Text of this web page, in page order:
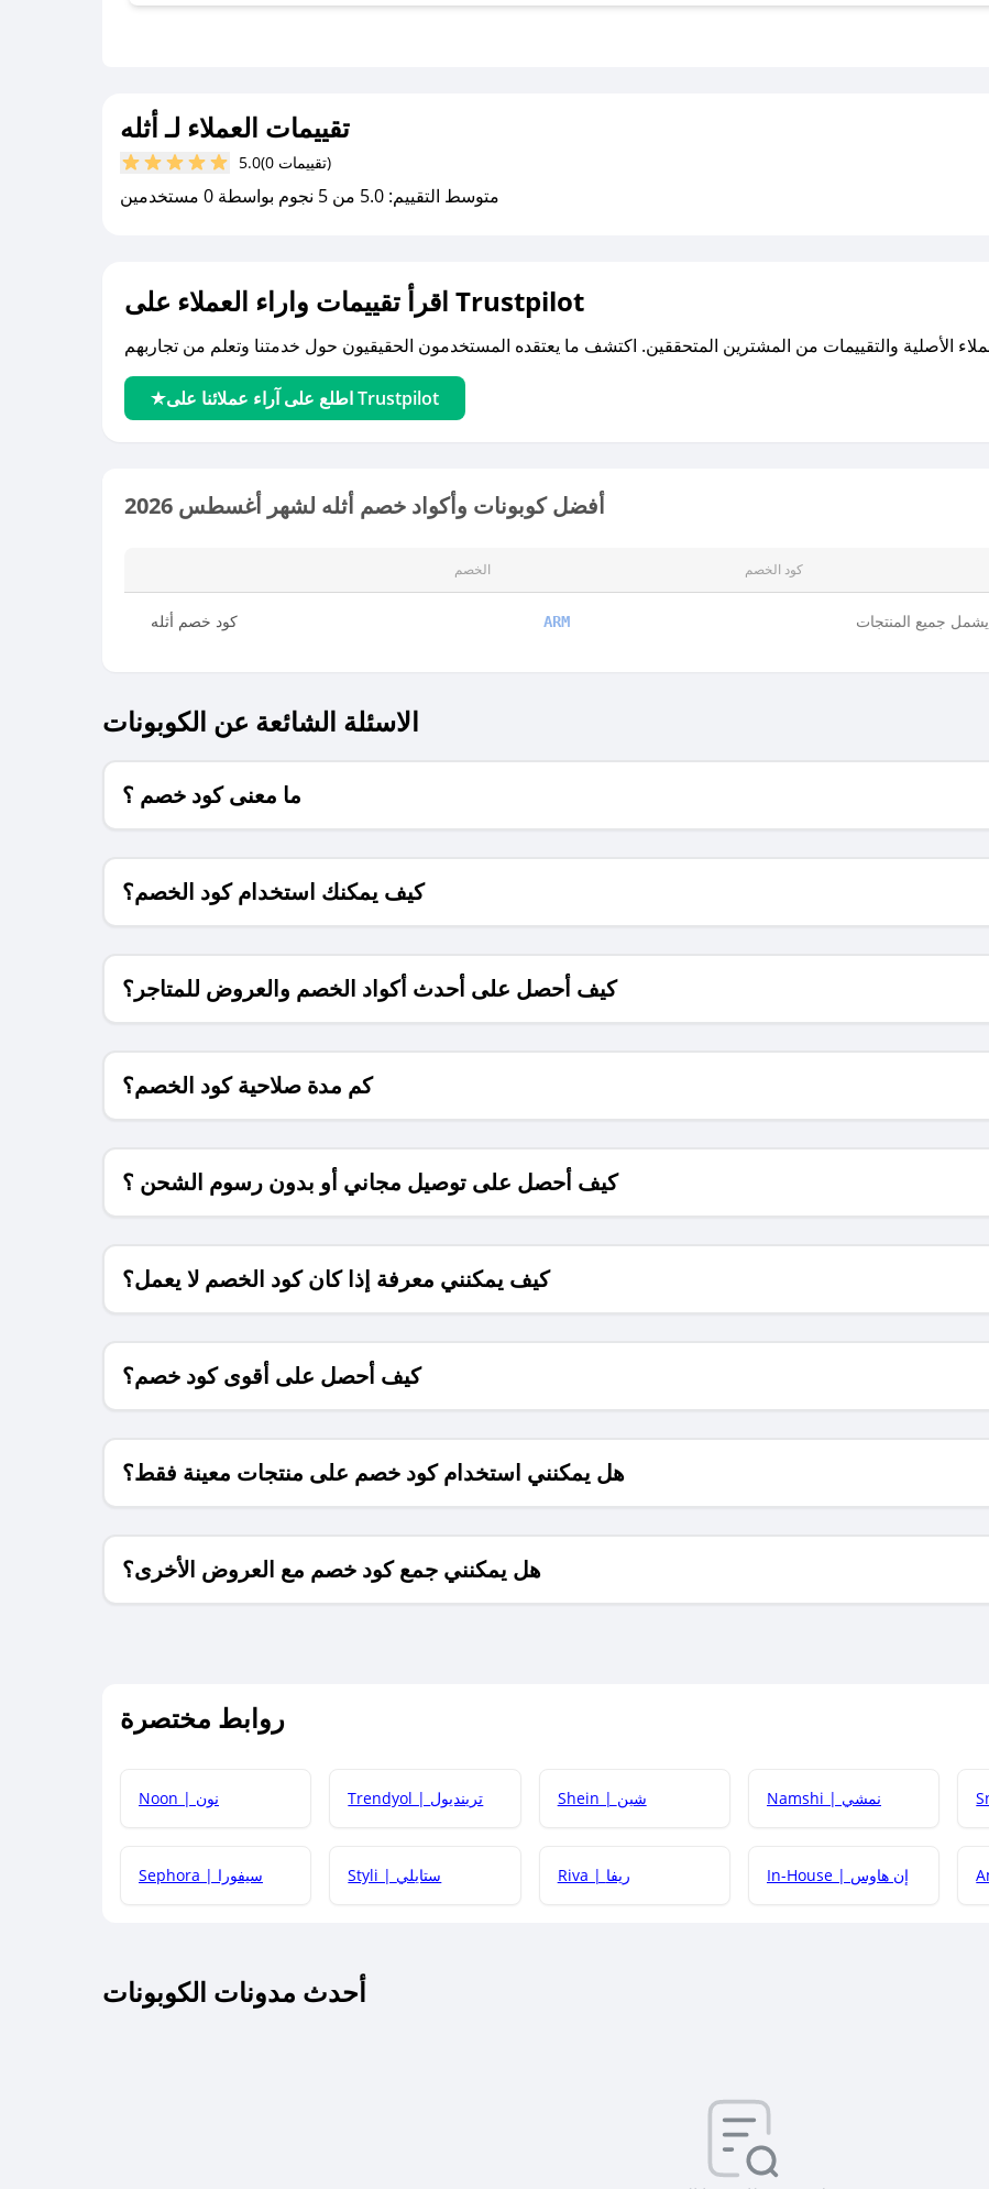
تقييمات العملاء لـ أثله
5.0 (0 تقييمات)
متوسط التقييم: 5.0 من 5 نجوم بواسطة 0 مستخدمين
اقرأ تقييمات واراء العملاء على Trustpilot
اطلع على آراء عملائنا على Trustpilot
أفضل كوبونات وأكواد خصم أثله لشهر أغسطس 2026
الخصم كود الخصم
كود خصم أثله ARM يشمل جميع المنتجات
الاسئلة الشائعة عن الكوبونات
ما معنى كود خصم ؟
كيف يمكنك استخدام كود الخصم؟
كيف أحصل على أحدث أكواد الخصم والعروض للمتاجر؟
كم مدة صلاحية كود الخصم؟
كيف أحصل على توصيل مجاني أو بدون رسوم الشحن ؟
كيف يمكنني معرفة إذا كان كود الخصم لا يعمل؟
كيف أحصل على أقوى كود خصم؟
هل يمكنني استخدام كود خصم على منتجات معينة فقط؟
هل يمكنني جمع كود خصم مع العروض الأخرى؟
روابط مختصرة
Noon | نون Trendyol | ترينديول Shein | شين Namshi | نمشي
Sephora | سيفورا Styli | ستايلي Riva | ريفا In-House | إن هاوس
أحدث مدونات الكوبونات